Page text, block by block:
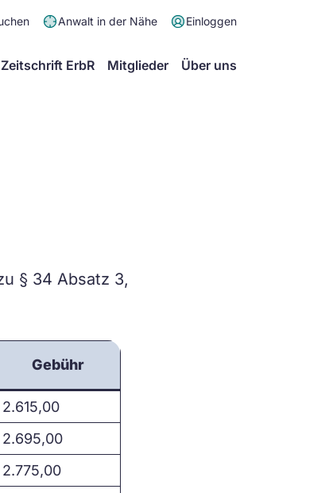
Anwalt in der Nähe Einloggen
Zeitschrift ErbR Mitglieder Über uns
§ 34 Absatz 3,
Gebühr
2.615,00
2.695,00
2.775,00